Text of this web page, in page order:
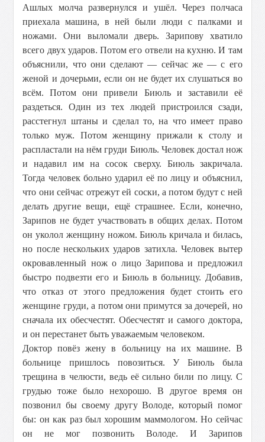
Ашлых молча развернулся и ушёл. Через полчаса
приехала машина, в ней были люди с палками и
ножами. Они выломали дверь. Зарипову хватило
всего двух ударов. Потом его отвели на кухню. И там
объяснили, что они сделают — сейчас же — с его
женой и дочерьми, если он не будет их слушаться во
всём. Потом они привели Биюль и заставили её
раздеться. Один из тех людей пристроился сзади,
расстегнул штаны и сделал то, на что имеет право
только муж. Потом женщину прижали к столу и
распластали на нём груди Биюль. Человек достал нож
и надавил им на сосок сверху. Биюль закричала.
Тогда человек больно ударил её по лицу и объяснил,
что они сейчас отрежут ей соски, а потом будут с ней
делать другие вещи, ещё страшнее. Если, конечно,
Зарипов не будет участвовать в общих делах. Потом
он уколол женщину ножом. Биюль кричала и билась,
но после нескольких ударов затихла. Человек вытер
окровавленный нож о лицо Зарипова и предложил
быстро подвезти его и Биюль в больницу. Добавив,
что отказ от этого предложения будет стоить его
женщине груди, а потом они примутся за дочерей, но
сначала их обесчестят. Обесчестят и самого доктора,
и он перестанет быть уважаемым человеком.
Доктор повёз жену в больницу на их машине. В
больнице пришлось повозиться. У Биюль была
трещина в челюсти, ведь её сильно били по лицу. С
грудью тоже было нехорошо. В другое время он
позвонил бы своему другу Володе, который помог
бы: он как раз был хорошим маммологом. Но сейчас
он не мог позвонить Володе. И Зарипов